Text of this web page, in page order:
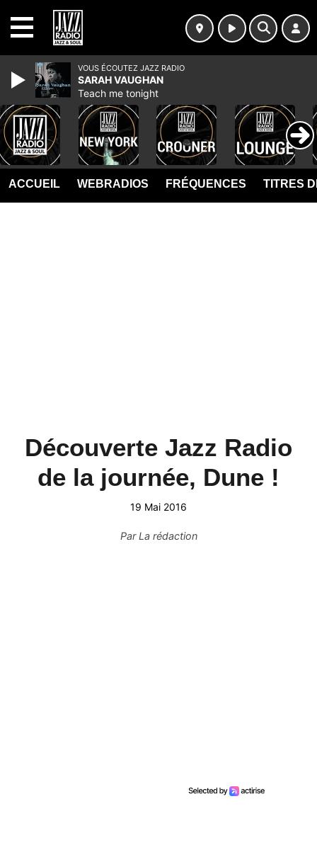
ACCUEIL WEBRADIOS FRÉQUENCES TITRES
Découverte Jazz Radio
de la journée, Dune !
19 Mai 2016
ParLa rédaction
VOUS ÉCOUTEZ JAZZ RADIO
SARAH VAUGHAN
Teach me tonight